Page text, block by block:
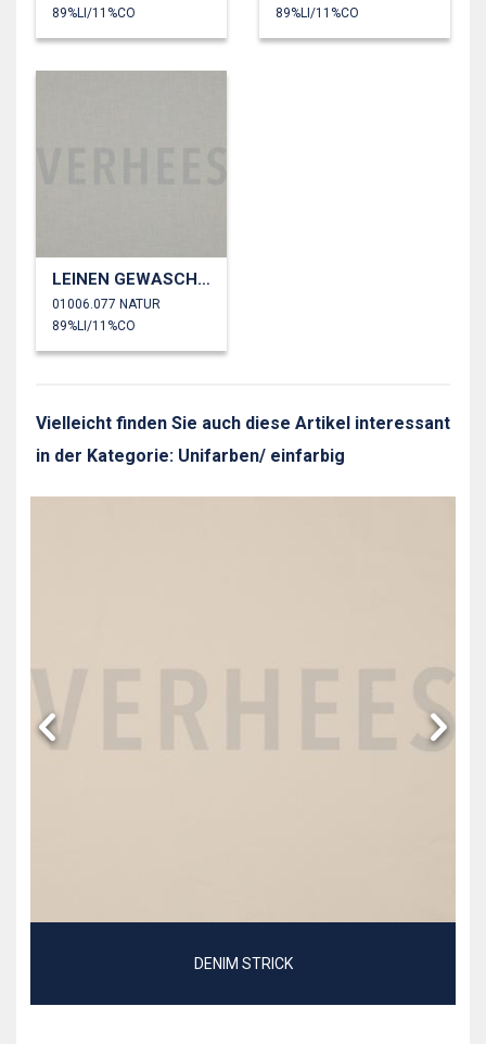
89%LI/11%CO
89%LI/11%CO
LEINEN GEWASCHEN 170 GM2
01006.077 NATUR
89%LI/11%CO
Vielleicht finden Sie auch diese Artikel interessant
in der Kategorie: Unifarben/ einfarbig
DENIM STRICK